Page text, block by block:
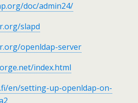
doc/admin24/
slapd
openldap-server
index.html
en/setting-up-openldap-on-